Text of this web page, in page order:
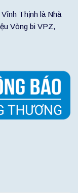
Thịnh là Nhà
Vòng bi VPZ,